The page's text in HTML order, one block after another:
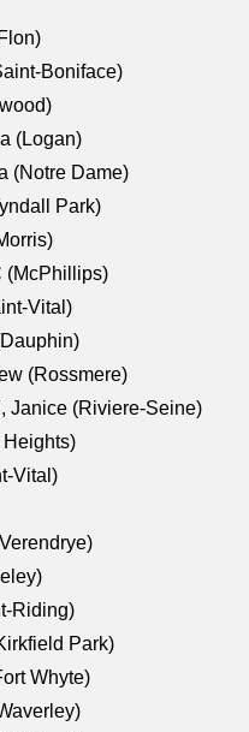
Boniface)
(Logan)
(Notre Dame)
Park)
(McPhillips)
Vital)
(Rossmere)
Janice (Riviere-Seine)
Heights)
Vital)
Riding)
Park)
Whyte)